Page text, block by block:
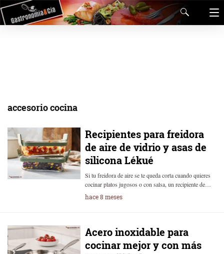
accesorio cocina
Recipientes para freidora
de aire de vidrio y asas de
silicona Lékué
Si tu freidora de aire se te queda corta cuando quieres
cocinar platos jugosos o con salsa, un recipiente de…
hace 8 meses
Acero inoxidable para
cocinar mejor y con más